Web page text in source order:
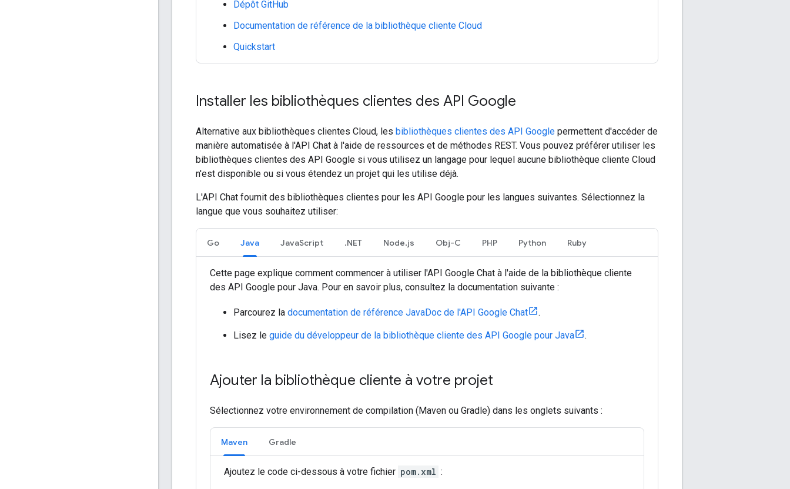
Dépôt GitHub
Documentation de référence de la bibliothèque cliente Cloud
Quickstart
Installer les bibliothèques clientes des API Google
Alternative aux bibliothèques clientes Cloud, les bibliothèques clientes des API Google permettent d'accéder de
manière automatisée à l'API Chat à l'aide de ressources et de méthodes REST. Vous pouvez préférer utiliser les
bibliothèques clientes des API Google si vous utilisez un langage pour lequel aucune bibliothèque cliente Cloud
n'est disponible ou si vous étendez un projet qui les utilise déjà.
L'API Chat fournit des bibliothèques clientes pour les API Google pour les langues suivantes. Sélectionnez la
langue que vous souhaitez utiliser:
Go Java JavaScript .NET Node.js Obj-C PHP Python Ruby
Cette page explique comment commencer à utiliser l'API Google Chat à l'aide de la bibliothèque cliente
des API Google pour Java. Pour en savoir plus, consultez la documentation suivante :
Parcourez la documentation de référence JavaDoc de l'API Google Chat .
Lisez le guide du développeur de la bibliothèque cliente des API Google pour Java .
Ajouter la bibliothèque cliente à votre projet
Sélectionnez votre environnement de compilation (Maven ou Gradle) dans les onglets suivants :
Maven Gradle
Ajoutez le code ci-dessous à votre fichier pom.xml :